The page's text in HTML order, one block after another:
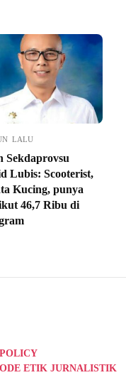
LALU
Sekdaprovsu
Lubis: Scooterist,
Kucing, punya
46,7 Ribu di
ETIK JURNALISTIK